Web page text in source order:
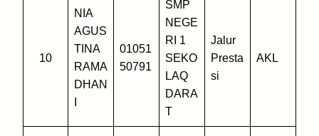
10
NIA
AGUS
TINA
RAMA
DHAN
01051
50791
SMP
NEGE
RI 1
SEKO
LAQ
DARA
T
Jalur
Presta
si
AKL